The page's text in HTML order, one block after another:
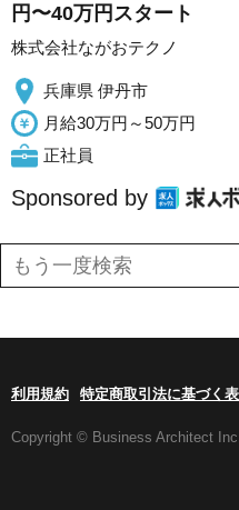
円〜40万円スタート
株式会社ながおテクノ
兵庫県 伊丹市
月給30万円～50万円
正社員
Sponsored by
利用規約 特定商取引法に基づく
Copyright © Business Architect